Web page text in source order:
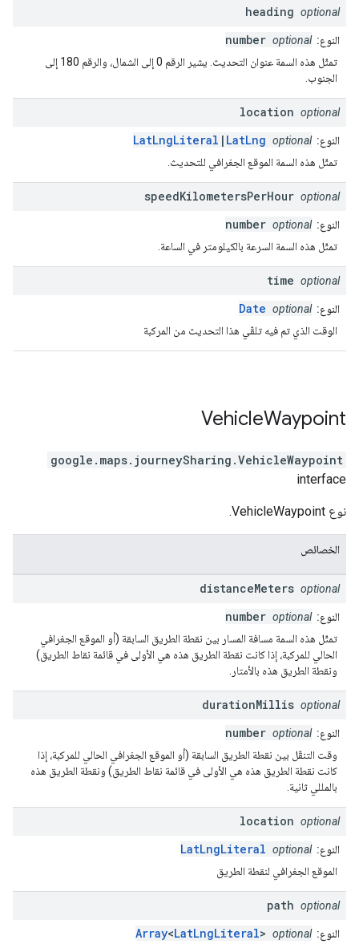
heading optional
النوع: number optional
تمثّل هذه السمة عنوان التحديث. يشير الرقم 0 إلى الشمال، والرقم 180 إلى
الجنوب.
location optional
النوع: LatLngLiteral | LatLng optional
تمثّل هذه السمة الموقع الجغرافي للتحديث.
speedKilometersPerHour optional
النوع: number optional
تمثّل هذه السمة السرعة بالكيلومتر في الساعة.
time optional
النوع: Date optional
الوقت الذي تم فيه تلقّي هذا التحديث من المركبة
VehicleWaypoint
google.maps.journeySharing .VehicleWaypoint
interface
نوع VehicleWaypoint.
الخصائص
distanceMeters optional
النوع: number optional
تمثّل هذه السمة مسافة المسار بين نقطة الطريق السابقة (أو الموقع الجغرافي
الحالي للمركبة، إذا كانت نقطة الطريق هذه هي الأولى في قائمة نقاط الطريق)
ونقطة الطريق هذه بالأمتار.
durationMillis optional
النوع: number optional
وقت التنقّل بين نقطة الطريق السابقة (أو الموقع الجغرافي الحالي للمركبة، إذا
كانت نقطة الطريق هذه هي الأولى في قائمة نقاط الطريق) ونقطة الطريق هذه
بالمللي ثانية.
location optional
النوع: LatLngLiteral optional
الموقع الجغرافي لنقطة الطريق
path optional
النوع: Array<LatLngLiteral> optional